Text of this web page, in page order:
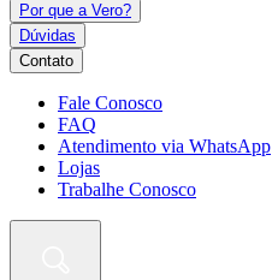
Por que a Vero?
Dúvidas
Contato
Fale Conosco
FAQ
Atendimento via WhatsApp
Lojas
Trabalhe Conosco